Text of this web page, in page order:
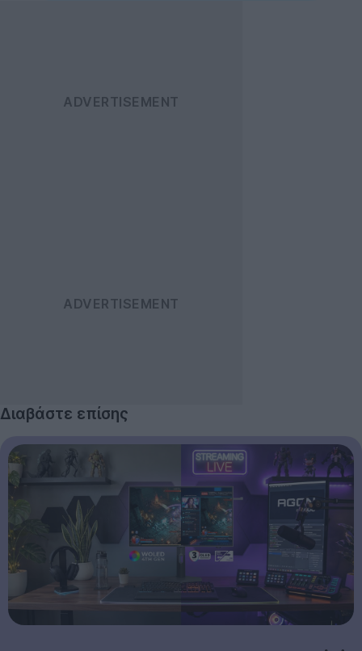
Διαβάστε επίσης